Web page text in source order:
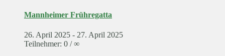
Mannheimer Frühregatta
26. April 2025 - 27. April 2025
Teilnehmer: 0 / ∞